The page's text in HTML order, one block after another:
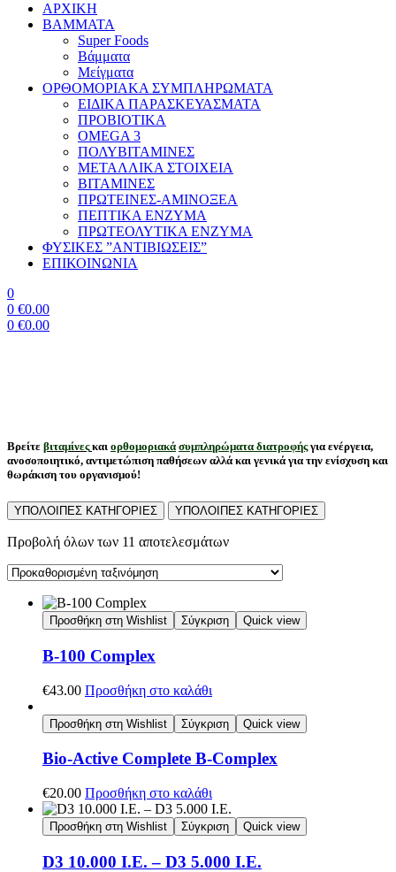
ΑΡΧΙΚΗ
BAMMATA
Super Foods
Βάμματα
Μείγματα
ΟΡΘΟΜΟΡΙΑΚΑ ΣΥΜΠΛΗΡΩΜΑΤΑ
ΕΙΔΙΚΑ ΠΑΡΑΣΚΕΥΑΣΜΑΤΑ
ΠΡΟΒΙΟΤΙΚΑ
OMEGA 3
ΠΟΛΥΒΙΤΑΜΙΝΕΣ
ΜΕΤΑΛΛΙΚΑ ΣΤΟΙΧΕΙΑ
ΒΙΤΑΜΙΝΕΣ
ΠΡΩΤΕΙΝΕΣ-ΑΜΙΝΟΞΕΑ
ΠΕΠΤΙΚΑ ΕΝΖΥΜΑ
ΠΡΩΤΕΟΛΥΤΙΚΑ ΕΝΖΥΜΑ
ΦΥΣΙΚΕΣ ”ΑΝΤΙΒΙΩΣΕΙΣ”
ΕΠΙΚΟΙΝΩΝΙΑ
0
0 €0.00
0 €0.00
Βρείτε βιταμίνες και ορθομοριακά συμπληρώματα διατροφής για ενέργεια,
ανοσοποιητικό, αντιμετώπιση παθήσεων αλλά και γενικά για την ενίσχυση και
θωράκιση του οργανισμού!
ΥΠΟΛΟΙΠΕΣ ΚΑΤΗΓΟΡΙΕΣ ΥΠΟΛΟΙΠΕΣ ΚΑΤΗΓΟΡΙΕΣ
Προβολή όλων των 11 αποτελεσμάτων
Προσθήκη στη Wishlist Σύγκριση Quick view
B-100 Complex
€43.00 Προσθήκη στο καλάθι
Προσθήκη στη Wishlist Σύγκριση Quick view
Bio-Active Complete B-Complex
€20.00 Προσθήκη στο καλάθι
Προσθήκη στη Wishlist Σύγκριση Quick view
D3 10.000 I.E. – D3 5.000 I.E.